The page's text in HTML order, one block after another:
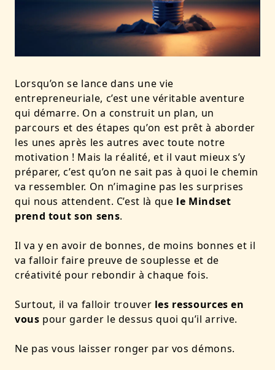
Lorsqu’on se lance dans une vie
entrepreneuriale, c’est une véritable aventure
qui démarre. On a construit un plan, un
parcours et des étapes qu’on est prêt à aborder
les unes après les autres avec toute notre
motivation ! Mais la réalité, et il vaut mieux s’y
préparer, c’est qu’on ne sait pas à quoi le chemin
va ressembler. On n’imagine pas les surprises
qui nous attendent. C’est là que le Mindset
prend tout son sens.
Il va y en avoir de bonnes, de moins bonnes et il
va falloir faire preuve de souplesse et de
créativité pour rebondir à chaque fois.
Surtout, il va falloir trouver les ressources en
vous pour garder le dessus quoi qu’il arrive.
Ne pas vous laisser ronger par vos démons.